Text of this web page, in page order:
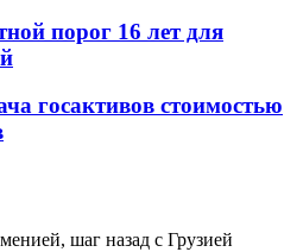
порог 16 лет для
госактивов стоимостью
шаг назад с Грузией